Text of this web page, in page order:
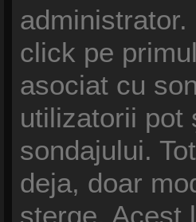
click pe
asociat cu
utilizatorii pot
sondajului.
deja, doar
şterge. Acest